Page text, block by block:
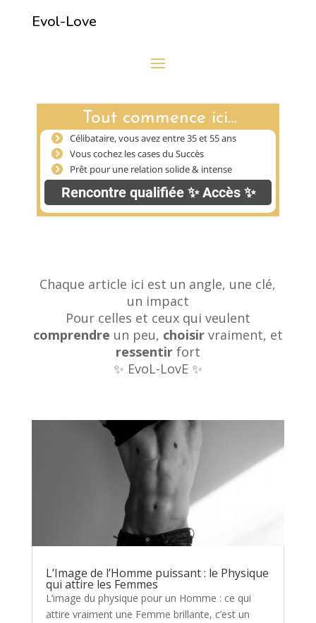
Evol-Love
Chaque article ici est un angle, une clé,
un impact
Pour celles et ceux qui veulent
comprendre un peu, choisirvraiment, et
ressentirfort
✨ EvoL-LovE ✨
L’Image de l’Homme puissant : le Physique
qui attire les Femmes
L’image du physique pour un Homme : ce qui
attire vraiment une Femme brillante, c’est un